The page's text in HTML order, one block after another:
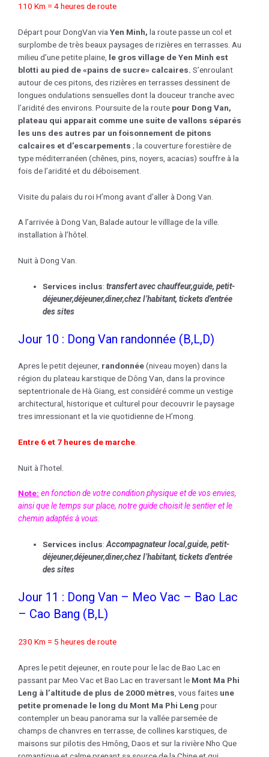
110 Km = 4 heures de route
Départ pour DongVan via Yen Minh, la route passe un col et
surplombe de très beaux paysages de rizières en terrasses. Au
milieu d’une petite plaine, le gros village de Yen Minh est
blotti au pied de «pains de sucre» calcaires. S’enroulant
autour de ces pitons, des rizières en terrasses dessinent de
longues ondulations sensuelles dont la douceur tranche avec
l’aridité des environs. Poursuite de la route pour Dong Van,
plateau qui apparait comme une suite de vallons séparés
les uns des autres par un foisonnement de pitons
calcaires et d’escarpements ; la couverture forestière de
type méditerranéen (chênes, pins, noyers, acacias) souffre à la
fois de l’aridité et du déboisement.
Visite du palais du roi H’mong avant d’aller à Dong Van.
A l’arrivée à Dong Van, Balade autour le villlage de la ville.
installation à l’hôtel.
Nuit à Dong Van.
Services inclus:transfert avec chauffeur,guide, petit-
déjeuner,déjeuner,diner,chez l’habitant, tickets d’entrée
des sites
Jour 10 : Dong Van randonnée (B,L,D)
Apres le petit dejeuner, randonnée(niveau moyen) dans la
région du plateau karstique de Dông Van, dans la province
septentrionale de Hà Giang, est considéré comme un vestige
architectural, historique et culturel pour decouvrir le paysage
tres imressionant et la vie quotidienne de H’mong.
Entre 6 et 7 heures de marche
Nuit à l’hotel.
Note: en fonction de votre condition physique et de vos envies,
ainsi que le temps sur place, notre guide choisit le sentier et le
chemin adaptés à vous.
Services inclus: Accompagnateur local,guide, petit-
déjeuner,déjeuner,diner,chez l’habitant, tickets d’entrée
des sites
Jour 11 : Dong Van – Meo Vac – Bao Lac
– Cao Bang (B,L)
230 Km = 5 heures de route
Apres le petit dejeuner, en route pour le lac de Bao Lac en
passant par Meo Vac et Bao Lac en traversant le Mont Ma Phi
Leng à l’altitude de plus de 2000 mètres , vous faites une
petite promenade le long du Mont Ma Phi Leng pour
contempler un beau panorama sur la vallée parsemée de
champs de chanvres en terrasse, de collines karstiques, de
maisons sur pilotis des Hmông, Daos et sur la rivière Nho Que